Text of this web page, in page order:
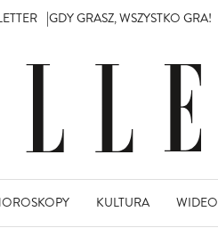
GDY GRASZ, WSZYSTKO GRA!
KULTURA WIDEO